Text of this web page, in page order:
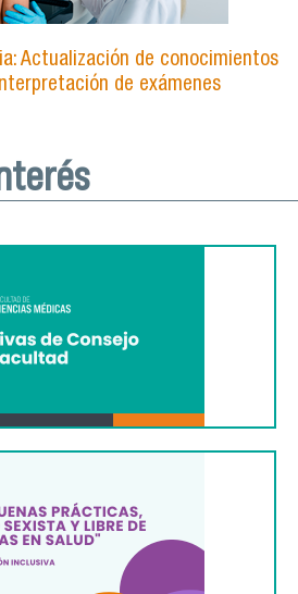
Actualización de conocimientos
de exámenes